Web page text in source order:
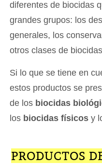
diferentes de biocidas
grandes grupos: los
generales, los
otros clases de
Si lo que se tiene en
estos productos se
de los biocidas
los biocidas físicos y
PRODUCTOS